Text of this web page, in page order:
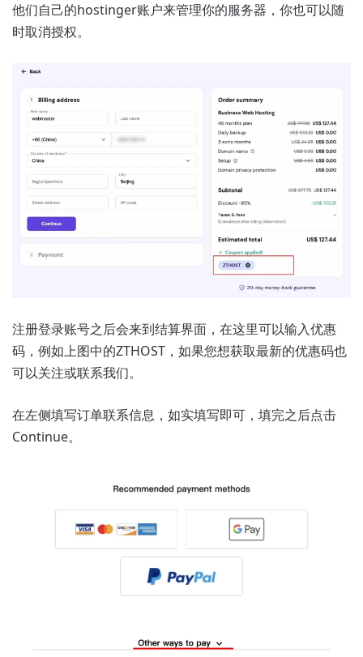
他们自己的hostinger账户来管理你的服务器，你也可以随
时取消授权。
注册登录账号之后会来到结算界面，在这里可以输入优惠
码，例如上图中的ZTHOST，如果您想获取最新的优惠码也
可以关注或联系我们。
在左侧填写订单联系信息，如实填写即可，填完之后点击
Continue。